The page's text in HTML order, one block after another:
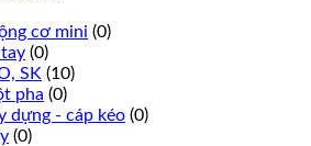
cơ mini (0)
(0)
SK (10)
pha (0)
dựng - cáp kéo (0)
(0)